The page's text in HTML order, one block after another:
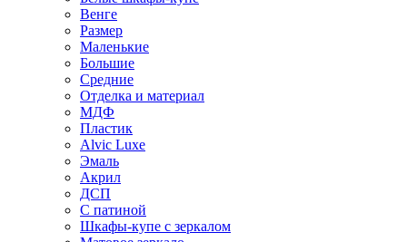
Венге
Размер
Маленькие
Большие
Средние
Отделка и материал
МДФ
Пластик
Alvic Luxe
Эмаль
Акрил
ДСП
С патиной
Шкафы-купе с зеркалом